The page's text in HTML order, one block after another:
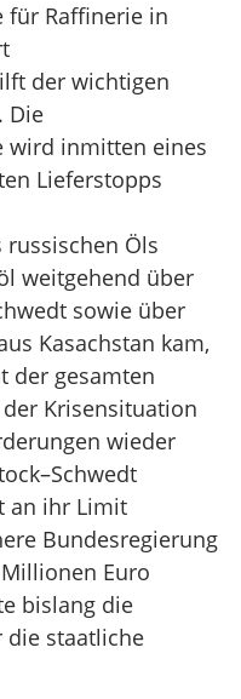
für Raffinerie in
der wichtigen
Die
wird inmitten eines
Lieferstopps
russischen Öls
weitgehend über
sowie über
Kasachstan kam,
der gesamten
Krisensituation
wieder
an ihr Limit
Bundesregierung
Euro
bislang die
die staatliche